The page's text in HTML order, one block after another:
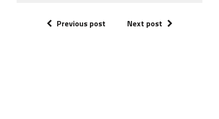
Previous post Next post